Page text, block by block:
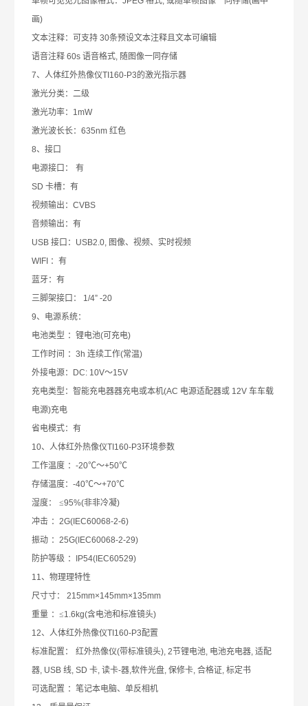
画)
文本注释：可支持 30条预设文本注释且文本可编辑
语音注释 60s语音格式, 随图像一同存储
7、人体红外热像仪TI160-P3的激光指示器
激光分类：二级
激光功率： 1mW
激光波⻓长：635nm红色
8、接⼝
电源接⼝ ：
有
SD卡槽：有
视频输出：CVBS
音频输出：有
USB接⼝ ： USB2.0, 图像、视频、实时视频
WIFI ：有
蓝⽛：有
三脚架接⼝ ：
1/4” -20
9、电源系统：
电池类型 ：锂电池(可充电)
工作时间
：3h连续工作(常温)
外接电源：
DC: 10V～15V
充电类型：智能充电器器充电或本机(AC 电源适配器或 12V⻋车载
电源)充电
省电模式：有
10、人体红外热像仪TI160-P3环境参数
工作温度 ：-20℃～+50℃
存储温度：-40℃～+70℃
湿度：
≤95%(⾮非冷凝)
冲击 ：2G(IEC60068-2-6)
振动 ：25G(IEC60068-2-29)
防护等级 ：
IP54(IEC60529)
11、物理理特性
尺⼨寸：
215mm×145mm×135mm
重量 ：≤1.6kg(含电池和标准镜头)
12、人体红外热像仪TI160-P3配置
标准配置：
红外热像仪(带标准镜头), 2节锂电池, 电池充电器,适配
器, USB线, SD卡,读卡-器,软件光盘,保修卡,合格证,标定书
可选配置 ：笔记本电脑、单反相机